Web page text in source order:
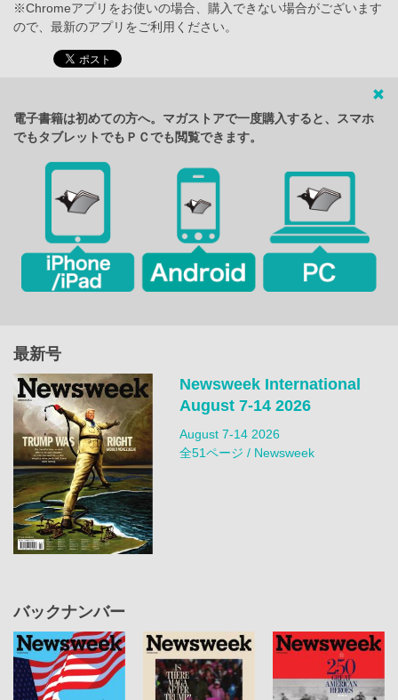
※Chromeアプリをお使いの場合、購入できない場合がございます
ので、最新のアプリをご利用ください。
電子書籍は初めての方へ。マガストアで一度購入すると、スマホ
でもタブレットでもＰＣでも閲覧できます。
最新号
Newsweek International
August 7-14 2026
August 7-14 2026
全51ページ / Newsweek
バックナンバー